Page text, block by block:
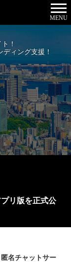
MENU
！
ィング支援！
リ版を正式公
名チャットサー